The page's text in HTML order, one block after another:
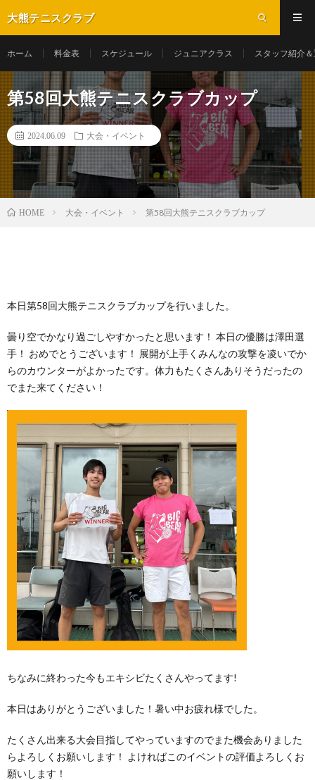
大熊テニスクラブ
ホーム 料金表 スケジュール ジュニアクラス スタッフ紹介
第58回大熊テニスクラブカップ
2024.06.09 大会・イベント
HOME 大会・イベント 第58回大熊テニスクラブカップ
本日第58回大熊テニスクラブカップを行いました。
曇り空でかなり過ごしやすかったと思います！ 本日の優勝は澤田選
手！ おめでとうございます！ 展開が上手くみんなの攻撃を凌いでか
らのカウンターがよかったです。体力もたくさんありそうだったの
でまた来てください！
ちなみに終わった今もエキシビたくさんやってます!
本日はありがとうございました！暑い中お疲れ様でした。
たくさん出来る大会目指してやっていますのでまた機会ありました
らよろしくお願いします！ よければこのイベントの評価よろしくお
願いします！